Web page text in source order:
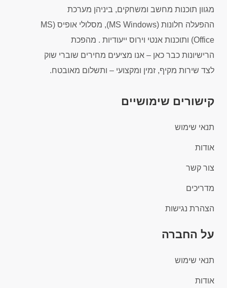
מגוון תוכנות מחשב ומשחקים, ביניהן מערכת
ההפעלה חלונות (MS Windows), מסלולי אופיס (MS
Office) ותוכנות אנטי וירוס ייעודיות . מהפכת
הרישיונות כבר כאן – אנו מציעים מחירים שוברי שוק
לצד שירות מקיף, זמין ומקצועי – ותשלום מאובטח.
קישורים שימושיים
תנאי שימוש
אודות
צור קשר
מדריכים
הצהרת נגישות
על החברה
תנאי שימוש
אודות